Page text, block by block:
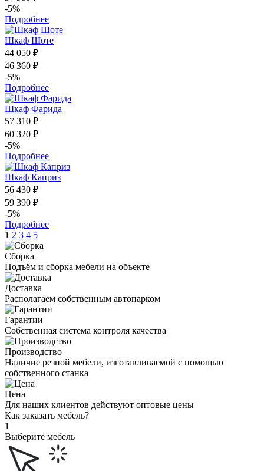
-5%
Подробнее
Шкаф Шоте
44 050 ₽
46 360 ₽
-5%
Подробнее
Шкаф Фарида
57 310 ₽
60 320 ₽
-5%
Подробнее
Шкаф Каприз
56 430 ₽
59 390 ₽
-5%
Подробнее
1 2 3 4 5
Сборка
Подъём и сборка мебели на объекте
Доставка
Располагаем собственным автопарком
Гарантии
Собственная система контроля качества
Производство
Наличие резной мебели, изготавливаемой с помощью
собственного станка
Цена
Для наших клиентов действуют оптовые цены
Как заказать мебель?
1
Выберите мебель